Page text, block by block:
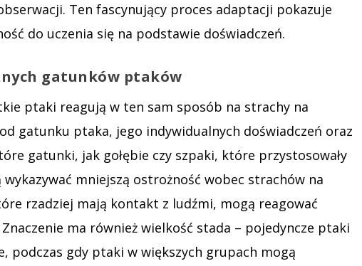
Ten fascynujący proces adaptacji pokazuje
do uczenia się na podstawie doświadczeń.
gatunków ptaków
ptaki reagują w ten sam sposób na strachy na
gatunku ptaka, jego indywidualnych doświadczeń oraz
gatunki, jak gołębie czy szpaki, które przystosowały
mniejszą ostrożność wobec strachów na
rzadziej mają kontakt z ludźmi, mogą reagować
ma również wielkość stada – pojedyncze ptaki
podczas gdy ptaki w większych grupach mogą